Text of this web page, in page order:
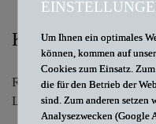
KONTAKT
Rechtsanwältin
Leyla Maruscha Schek
Um Ihnen ein optimales
können, kommen auf
Cookies zum Einsatz.
die für den Betrieb der
sind. Zum anderen setzen
Analysezwecken (Google